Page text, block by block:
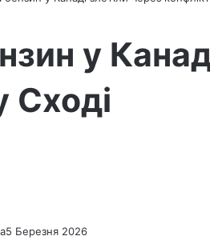
у
Сході
5 Березня 2026